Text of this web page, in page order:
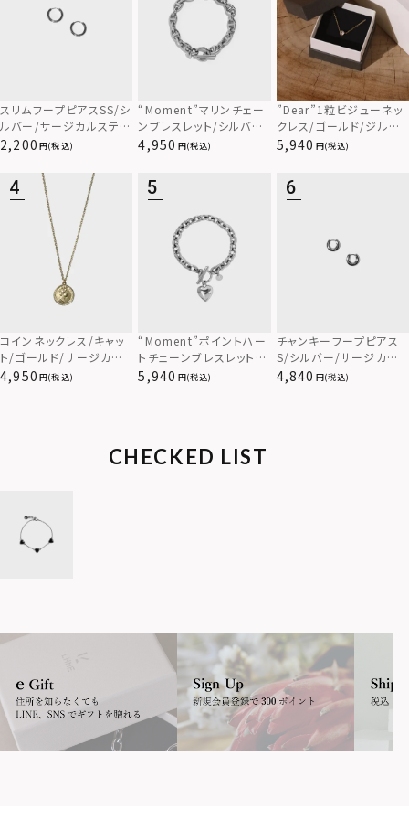
スリムフープピアスSS/シ
ルバー/サージカルステン
レス
2,200 (税込)
“Moment”マリンチェー
ンブレスレット/シルバー/
サージカルステンレス31
4,950 (税込)
”Dear”1粒ビジューネッ
クレス/ゴールド/ジルコ
ニア/スペシャルパッケー
5,940 (税込)
コインネックレス/キャッ
ト/ゴールド/サージカル
ステンレス
4,950 (税込)
“Moment”ポイントハー
トチェーンブレスレット/
シルバー/サージカルステ
5,940 (税込)
チャンキーフープピアス
S/シルバー/サージカル
ステンレス
4,840 (税込)
CHECKED LIST